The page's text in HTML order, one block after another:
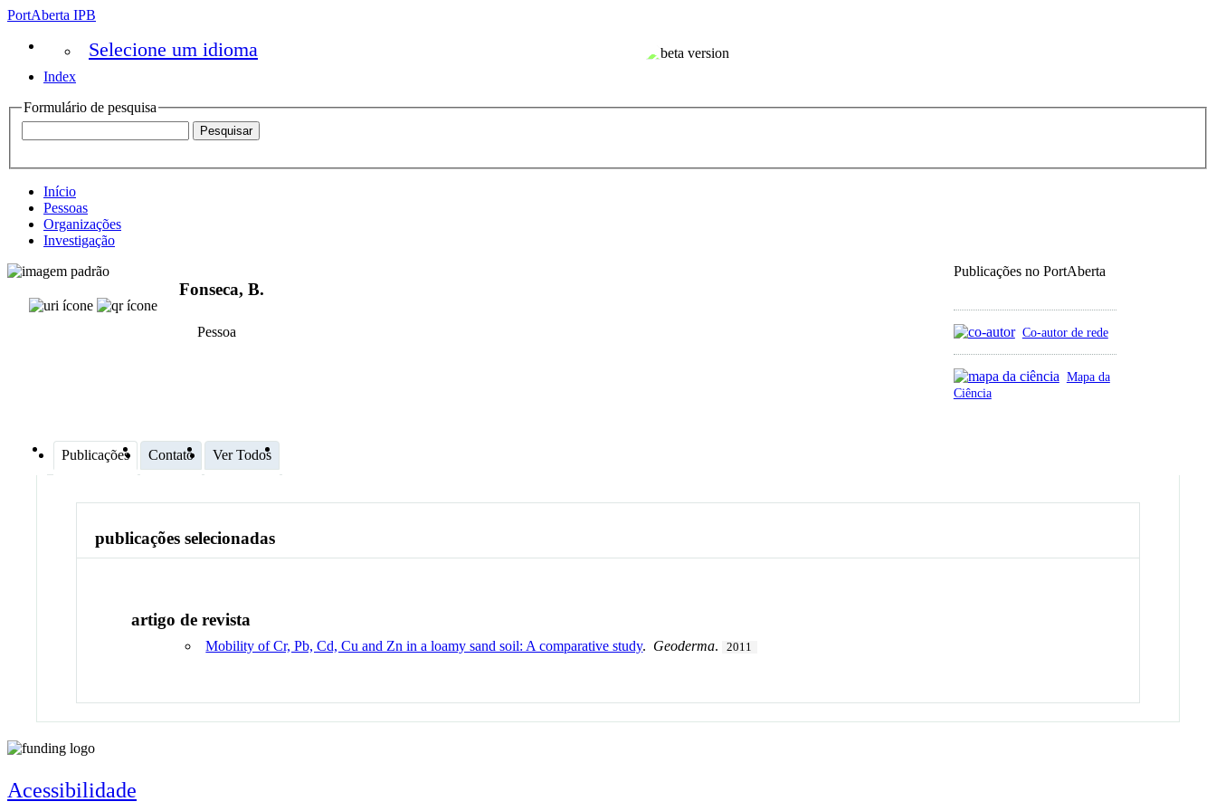
PortAberta IPB
Selecione um idioma
Index
Formulário de pesquisa
Início
Pessoas
Organizações
Investigação
Publicações no PortAberta
Co-autor de rede
Mapa da
Ciência
Fonseca, B.
Pessoa
Publicações Contato Ver Todos
publicações selecionadas
artigo de revista
Mobility of Cr, Pb, Cd, Cu and Zn in a loamy sand soil: A comparative study. Geoderma. 2011
Acessibilidade